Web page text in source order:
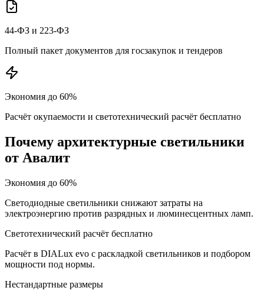
44-ФЗ и 223-ФЗ
Полный пакет документов для госзакупок и тендеров
Экономия до 60%
Расчёт окупаемости и светотехнический расчёт бесплатно
Почему архитектурные светильники
от Авалит
Экономия до 60%
Светодиодные светильники снижают затраты на
электроэнергию против разрядных и люминесцентных ламп.
Светотехнический расчёт бесплатно
Расчёт в DIALux evo с раскладкой светильников и подбором
мощности под нормы.
Нестандартные размеры